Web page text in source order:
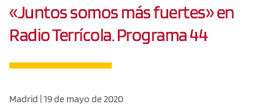
«Juntos somos más fuertes» en
Radio Terrícola. Programa 44
Madrid | 19 de mayo de 2020